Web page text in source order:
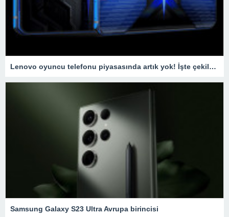
Lenovo oyuncu telefonu piyasasında artık yok! İşte çekilme nedeni
Samsung Galaxy S23 Ultra Avrupa birincisi